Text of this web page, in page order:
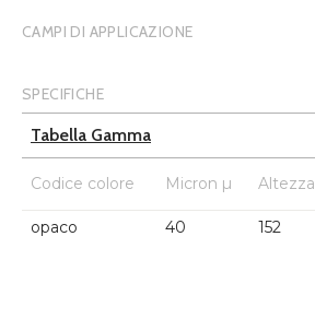
CAMPI DI APPLICAZIONE
SPECIFICHE
Tabella Gamma
Codice colore Micron µ Altezza
opaco 40 152